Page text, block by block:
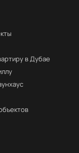
в Дубае